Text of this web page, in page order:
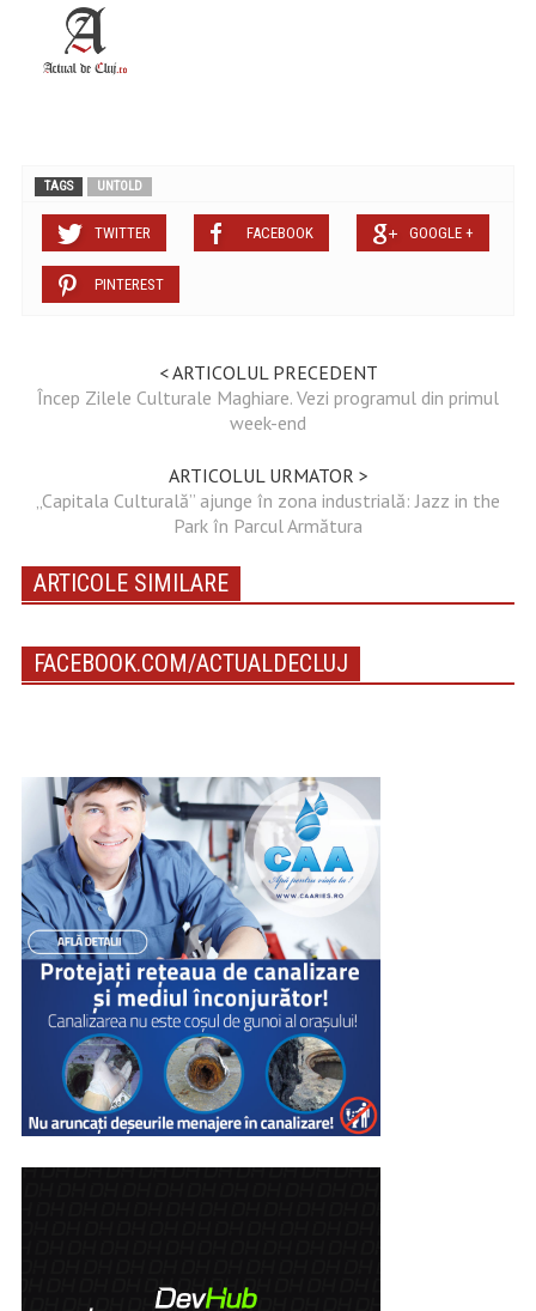
TAGS UNTOLD
TWITTER FACEBOOK GOOGLE +
PINTEREST
< ARTICOLUL PRECEDENT
Încep Zilele Culturale Maghiare. Vezi programul din primul
week-end
ARTICOLUL URMATOR >
„Capitala Culturală” ajunge în zona industrială: Jazz in the
Park în Parcul Armătura
ARTICOLE SIMILARE
FACEBOOK.COM/ACTUALDECLUJ